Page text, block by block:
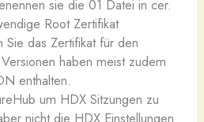
sie die 01 Datei in cer.
Root Zertifikat
Sie das Zertifikat für den
haben meist zudem
enthalten.
um HDX Sitzungen zu
nicht die HDX Einstellungen